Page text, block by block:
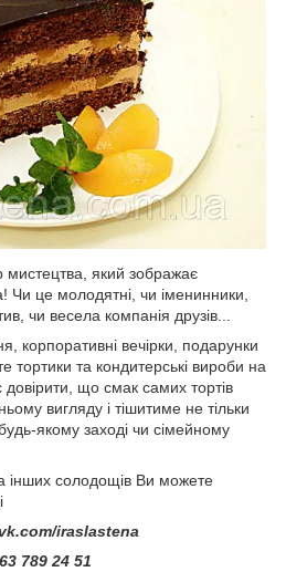
який зображає
Чи це молодятні, чи іменинники,
чи весела компанія друзів...
корпоративні вечірки, подарунки
тортики та кондитерські вироби на
що смак самих тортів
вигляду і тішитиме не тільки
якому заході чи сімейному
інших солодощів Ви можете
iraslastena
789 24 51